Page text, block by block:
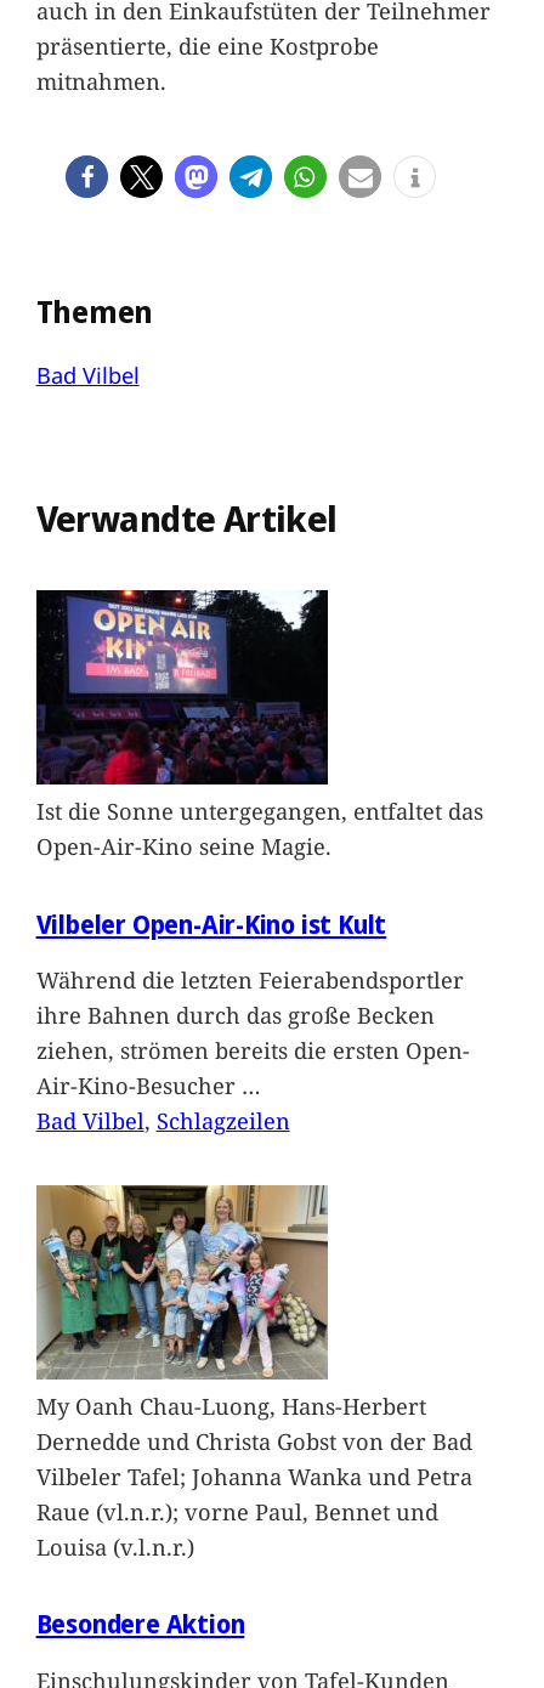
auch in den Einkaufstüten der Teilnehmer
präsentierte, die eine Kostprobe
mitnahmen.
Themen
Bad Vilbel
Verwandte Artikel
Ist die Sonne untergegangen, entfaltet das
Open-Air-Kino seine Magie.
Vilbeler Open-Air-Kino ist Kult
Während die letzten Feierabendsportler
ihre Bahnen durch das große Becken
ziehen, strömen bereits die ersten Open-
Air-Kino-Besucher …
Bad Vilbel, Schlagzeilen
My Oanh Chau-Luong, Hans-Herbert
Dernedde und Christa Gobst von der Bad
Vilbeler Tafel; Johanna Wanka und Petra
Raue (vl.n.r.); vorne Paul, Bennet und
Louisa (v.l.n.r.)
Besondere Aktion
Einschulungskinder von Tafel-Kunden